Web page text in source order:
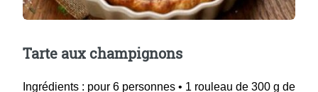
Tarte aux champignons
Ingrédients : pour 6 personnes • 1 rouleau de 300 g de